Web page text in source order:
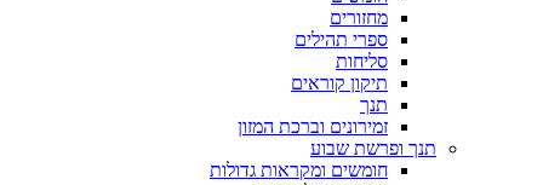
מחזורים
ספרי תהילים
סליחות
תיקון קוראים
תנך
זמירונים וברכת המזון
תנך ופרשת שבוע
חומשים ומקראות גדולות